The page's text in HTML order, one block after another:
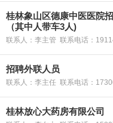
桂林象山区德康中医医院
（其中人带车3人)
联系人：李主管 联系电话
招聘外联人员
联系人：李主任 联系电话
桂林放心大药房有限公司